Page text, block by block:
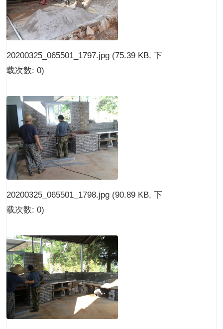
20200325_065501_1797.jpg (75.39 KB, 下
载次数: 0)
20200325_065501_1798.jpg (90.89 KB, 下
载次数: 0)